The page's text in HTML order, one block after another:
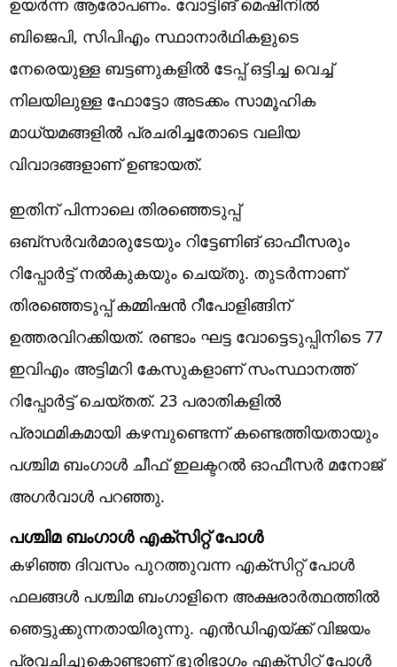
ബിജെപി, സിപിഎം സ്ഥാനാർഥികളുടെ
നേരെയുള്ള ബട്ടണുകളിൽ ടേപ്പ് ഒട്ടിച്ച വെച്ച്
നിലയിലുള്ള ഫോട്ടോ അടക്കം സാമൂഹിക
മാധ്യമങ്ങളിൽ പ്രചരിച്ചതോടെ വലിയ
വിവാദങ്ങളാണ് ഉണ്ടായത്.
ഇതിന് പിന്നാലെ തിരഞ്ഞെടുപ്പ്
ഒബ്സർവർമാരുടേയും റിട്ടേണിങ് ഓഫീസരും
റിപ്പോർട്ട് നൽകുകയും ചെയ്തു. തുടർന്നാണ്
തിരഞ്ഞെടുപ്പ് കമ്മിഷൻ റീപോളിങ്ങിന്
ഉത്തരവിറക്കിയത്. രണ്ടാം ഘട്ട വോട്ടെടുപ്പിനിടെ 77
ഇവിഎം അട്ടിമറി കേസുകളാണ് സംസ്ഥാനത്ത്
റിപ്പോർട്ട് ചെയ്തത്. 23 പരാതികളിൽ
പ്രാഥമികമായി കഴമ്പുണ്ടെന്ന് കണ്ടെത്തിയതായും
പശ്ചിമ ബംഗാൾ ചീഫ് ഇലക്ടറൽ ഓഫീസർ മനോജ്
അഗർവാൾ പറഞ്ഞു.
പശ്ചിമ ബം​ഗാൾ എക്സിറ്റ് പോൾ
കഴിഞ്ഞ ദിവസം പുറത്തുവന്ന എക്സിറ്റ് പോൾ
ഫലങ്ങൾ പശ്ചിമ ബം​ഗാളിനെ അക്ഷരാർത്ഥത്തിൽ
ഞെട്ടുക്കുന്നതായിരുന്നു. എൻഡിഎയ്ക്ക് വിജയം
പ്രവചിച്ചുകൊണ്ടാണ് ഭൂരിഭാ​ഗം എക്‌സിറ്റ് പോൾ